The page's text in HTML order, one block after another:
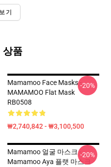
기
상품
Mamamoo Face Masks -
MAMAMOO Flat Mask
RB0508
₩2,740,842 - ₩3,100,500
-20%
Mamamoo 얼굴 마스크 -
Mamamoo Aya 플랫 마스크
-20%